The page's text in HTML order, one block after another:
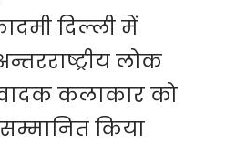
दिल्ली में
लोक
कलाकार को
सम्मानित किया